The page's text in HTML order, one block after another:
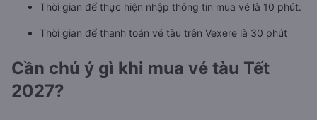
Thời gian để thực hiện nhập thông tin mua vé là 10 phút.
Thời gian để thanh toán vé tàu trên Vexere là 30 phút
Cần chú ý gì khi mua vé tàu Tết
2027?